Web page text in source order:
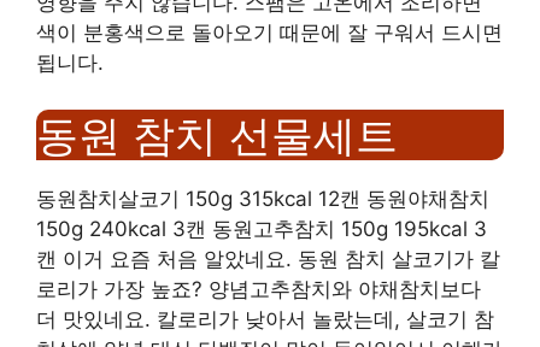
색이 분홍색으로 돌아오기 때문에 잘 구워서 드시면
됩니다.
동원 참치 선물세트
동원참치살코기 150g 315kcal 12캔 동원야채참치
150g 240kcal 3캔 동원고추참치 150g 195kcal 3
캔 이거 요즘 처음 알았네요. 동원 참치 살코기가 칼
로리가 가장 높죠? 양념고추참치와 야채참치보다
더 맛있네요. 칼로리가 낮아서 놀랐는데, 살코기 참